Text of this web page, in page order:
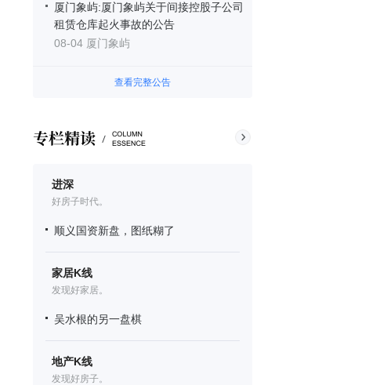
厦门象屿:厦门象屿关于间接控股子公司
租赁仓库起火事故的公告
08-04 厦门象屿
查看完整公告
进深
好房子时代。
顺义国资新盘，图纸糊了
家居K线
发现好家居。
吴水根的另一盘棋
地产K线
发现好房子。